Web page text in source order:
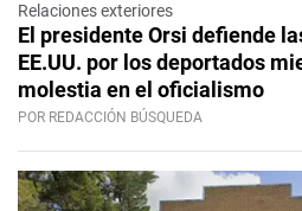
Relaciones exteriores
El presidente Orsi defiende
EE.UU. por los deportados
molestia en el oficialismo
POR REDACCIÓN BÚSQUEDA